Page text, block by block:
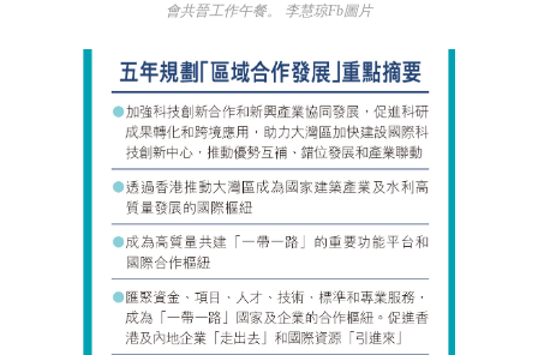
會共晉工作午餐。 李慧琼Fb圖片